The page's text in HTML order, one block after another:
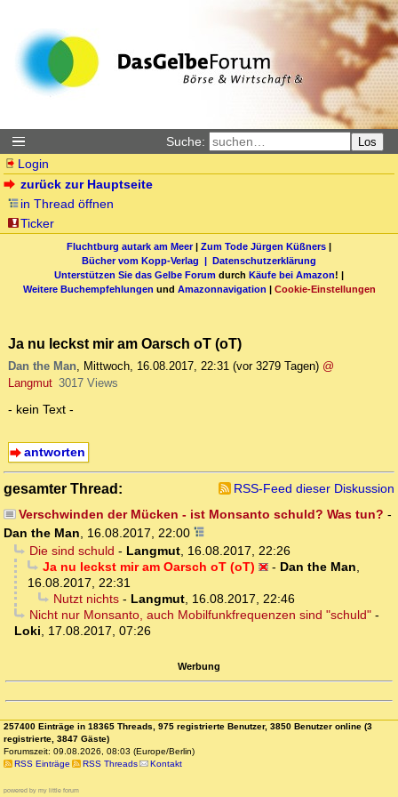
Suche: Los
Login
zurück zur Hauptseite
in Thread öffnen
Ticker
Fluchtburg autark am Meer| Zum Tode Jürgen Küßners |
Bücher vom Kopp-Verlag | Datenschutzerklärung
Unterstützen Sie das Gelbe Forum durch Käufe bei Amazon! |
Weitere Buchempfehlungen und Amazonnavigation | Cookie-Einstellungen
Ja nu leckst mir am Oarsch oT (oT)
Dan the Man, Mittwoch, 16.08.2017, 22:31 (vor 3279 Tagen) @
Langmut 3017 Views
- kein Text -
antworten
gesamter Thread:
RSS-Feed dieser Diskussion
Verschwinden der Mücken - ist Monsanto schuld? Was tun? -
Dan the Man, 16.08.2017, 22:00
Die sind schuld - Langmut, 16.08.2017, 22:26
Ja nu leckst mir am Oarsch oT (oT)
- Dan the Man,
16.08.2017, 22:31
Nutzt nichts- Langmut, 16.08.2017, 22:46
Nicht nur Monsanto, auch Mobilfunkfrequenzen sind "schuld"-
Loki, 17.08.2017, 07:26
Werbung
257400 Einträge in 18365 Threads, 975 registrierte Benutzer, 3850 Benutzer online (3
registrierte, 3847 Gäste)
Forumszeit: 09.08.2026, 08:03 (Europe/Berlin)
RSS Einträge
RSS Threads Kontakt
powered by my little forum